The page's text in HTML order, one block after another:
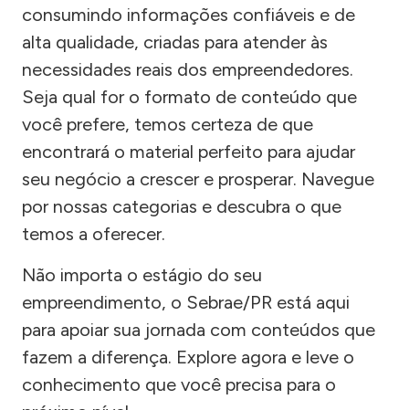
consumindo informações confiáveis e de
alta qualidade, criadas para atender às
necessidades reais dos empreendedores.
Seja qual for o formato de conteúdo que
você prefere, temos certeza de que
encontrará o material perfeito para ajudar
seu negócio a crescer e prosperar. Navegue
por nossas categorias e descubra o que
temos a oferecer.
Não importa o estágio do seu
empreendimento, o Sebrae/PR está aqui
para apoiar sua jornada com conteúdos que
fazem a diferença. Explore agora e leve o
conhecimento que você precisa para o